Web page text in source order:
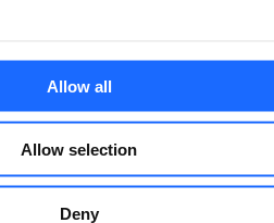
Allow all
Allow selection
Deny